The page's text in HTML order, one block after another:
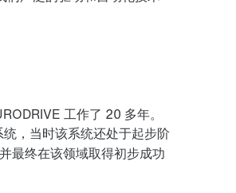
工作了 20 多年。
，当时该系统还处于起步阶
最终在该领域取得初步成功